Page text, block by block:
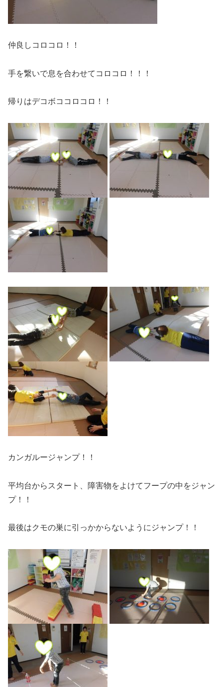
仲良しコロコロ！！
手を繋いで息を合わせてコロコロ！！！
帰りはデコボココロコロ！！
カンガルージャンプ！！
平均台からスタート、障害物をよけてフープの中をジャン
プ！！
最後はクモの巣に引っかからないようにジャンプ！！